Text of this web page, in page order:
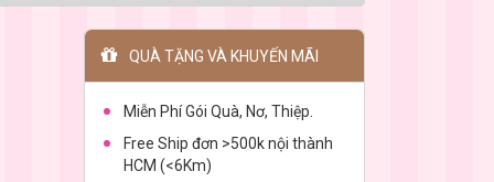
QUÀ TẶNG VÀ KHUYẾN MÃI
Miễn Phí Gói Quà, Nơ, Thiệp.
Free Ship đơn >500k nội thành
HCM (<6Km)